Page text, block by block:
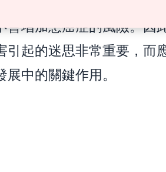
會增加患癌症的風險。因
引起的迷思非常重要，而
展中的關鍵作用。